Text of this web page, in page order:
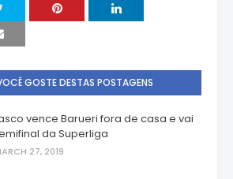
GOSTE DESTAS POSTAGENS
vence Barueri fora de casa e vai
da Superliga
27, 2019